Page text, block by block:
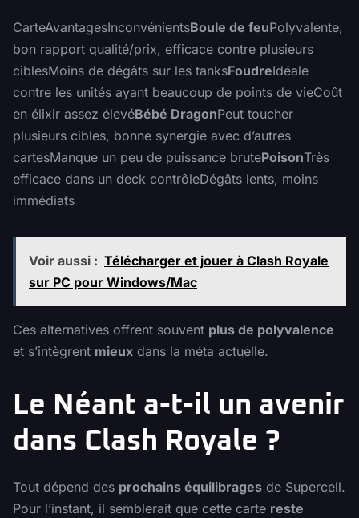
CarteAvantagesInconvénientsBoule de feuPolyvalente,
bon rapport qualité/prix, efficace contre plusieurs
ciblesMoins de dégâts sur les tanksFoudreIdéale
contre les unités ayant beaucoup de points de vieCoût
en élixir assez élevéBébé DragonPeut toucher
plusieurs cibles, bonne synergie avec d’autres
cartesManque un peu de puissance brutePoisonTrès
efficace dans un deck contrôleDégâts lents, moins
immédiats
Voir aussi : Télécharger et jouer à Clash Royale
sur PC pour Windows/Mac
Ces alternatives offrent souvent plus de polyvalence
et s’intègrent mieux dans la méta actuelle.
Le Néant a-t-il un avenir
dans Clash Royale ?
Tout dépend des prochains équilibrages de Supercell.
Pour l’instant, il semblerait que cette carte reste